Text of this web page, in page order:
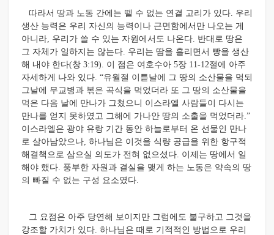
따라서 땅과 노동 간에는 뗄 수 없는 연결 고리가 있다. 우리
생산 능력은 우리 자신의 능력이나 근면함에서만 나오는 게
아니라, 우리가 쓸 수 있는 자원에서도 나온다. 반대로 땅은
그 자체가 일하지는 않는다. 우리는 땀을 흘리면서 빵을 생산
해 내야 한다(창 3:19). 이 점은 여호수아 5장 11-12절에 아주
자세하게 나와 있다. “유월절 이튿날에 그 땅의 소산물을 먹되
그날에 무교병과 볶은 곡식을 먹었더라 또 그 땅의 소산물을
먹은 다음 날에 만나가 그쳤으니 이스라엘 사람들이 다시는
만나를 얻지 못하였고 그해에 가나안 땅의 소출을 먹었더라.”
이스라엘은 광야 유랑 기간 동안 하늘로부터 온 선물인 만나
로 살아남았으나, 하나님은 이것을 식량 공급을 위한 항구적
해결책으로 삼으실 의도가 전혀 없으셨다. 이제는 땅에서 일
해야 했다. 풍부한 자원과 결실을 맺게 하는 노동은 약속의 땅
의 빠질 수 없는 구성 요소였다.
그 요점은 아주 당연해 보이지만 그럼에도 불구하고 그것을
강조할 가치가 있다. 하나님은 때로 기적적인 방법으로 우리